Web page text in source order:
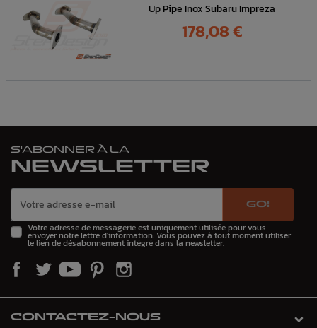
Up Pipe Inox Subaru Impreza
Prix
178,08 €
S'ABONNER À LA
NEWSLETTER
GO!
Votre adresse de messagerie est uniquement utilisée pour vous
envoyer notre lettre d'information. Vous pouvez à tout moment utiliser
le lien de désabonnement intégré dans la newsletter.
CONTACTEZ-NOUS